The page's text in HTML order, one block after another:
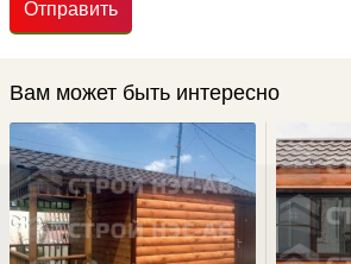
Отправить
Вам может быть интересно